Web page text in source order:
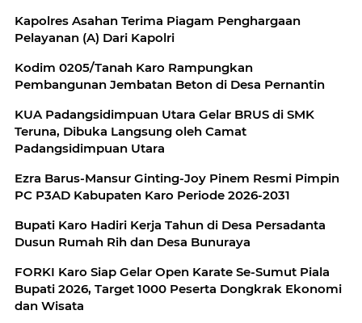
Kapolres Asahan Terima Piagam Penghargaan
Pelayanan (A) Dari Kapolri
Kodim 0205/Tanah Karo Rampungkan
Pembangunan Jembatan Beton di Desa Pernantin
KUA Padangsidimpuan Utara Gelar BRUS di SMK
Teruna, Dibuka Langsung oleh Camat
Padangsidimpuan Utara
Ezra Barus-Mansur Ginting-Joy Pinem Resmi Pimpin
PC P3AD Kabupaten Karo Periode 2026-2031
Bupati Karo Hadiri Kerja Tahun di Desa Persadanta
Dusun Rumah Rih dan Desa Bunuraya
FORKI Karo Siap Gelar Open Karate Se-Sumut Piala
Bupati 2026, Target 1000 Peserta Dongkrak Ekonomi
dan Wisata